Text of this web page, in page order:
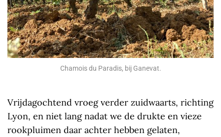
Chamois du Paradis, bij Ganevat.
Vrijdagochtend vroeg verder zuidwaarts, richting
Lyon, en niet lang nadat we de drukte en vieze
rookpluimen daar achter hebben gelaten,